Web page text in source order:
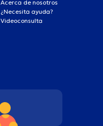
Acerca de nosotros
¿Necesita ayuda?
Videoconsulta